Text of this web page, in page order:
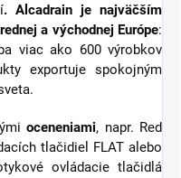
. Alcadrain je najväčším
a východnej Európe:
viac ako 600 výrobkov
exportuje spokojným
oceneniami, napr. Red
tlačidiel FLAT alebo
ovládacie tlačidlá